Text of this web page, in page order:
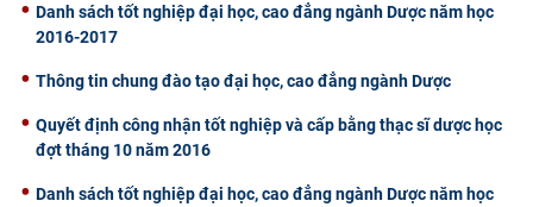
Danh sách tốt nghiệp đại học, cao đẳng ngành Dược năm học
2016-2017
Thông tin chung đào tạo đại học, cao đẳng ngành Dược
Quyết định công nhận tốt nghiệp và cấp bằng thạc sĩ dược học
đợt tháng 10 năm 2016
Danh sách tốt nghiệp đại học, cao đẳng ngành Dược năm học